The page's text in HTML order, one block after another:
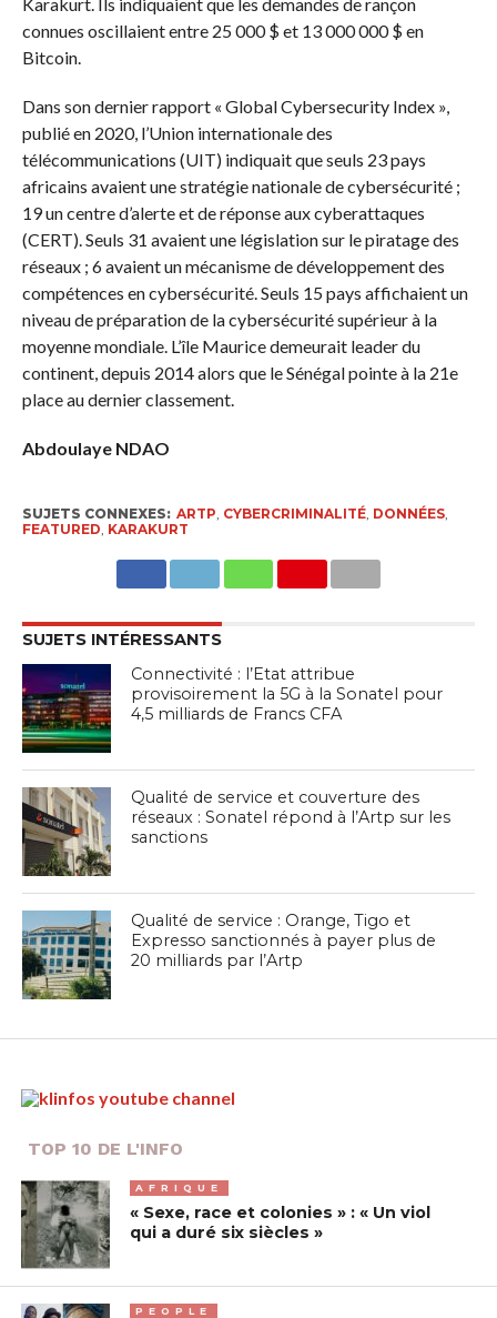
connues oscillaient entre 25 000 $ et 13 000 000 $ en
Bitcoin.
Dans son dernier rapport « Global Cybersecurity Index »,
publié en 2020, l’Union internationale des
télécommunications (UIT) indiquait que seuls 23 pays
africains avaient une stratégie nationale de cybersécurité ;
19 un centre d’alerte et de réponse aux cyberattaques
(CERT). Seuls 31 avaient une législation sur le piratage des
réseaux ; 6 avaient un mécanisme de développement des
compétences en cybersécurité. Seuls 15 pays affichaient un
niveau de préparation de la cybersécurité supérieur à la
moyenne mondiale. L’île Maurice demeurait leader du
continent, depuis 2014 alors que le Sénégal pointe à la 21e
place au dernier classement.
Abdoulaye NDAO
SUJETS CONNEXES: ARTP CYBERCRIMINALITÉ, DONNÉES,
FEATURED KARAKURT
SUJETS INTÉRESSANTS
Connectivité : l’Etat attribue
provisoirement la 5G à la Sonatel pour
4,5 milliards de Francs CFA
Qualité de service et couverture des
réseaux : Sonatel répond à l’Artp sur les
sanctions
Qualité de service : Orange, Tigo et
Expresso sanctionnés à payer plus de
20 milliards par l’Artp
TOP 10 DE L'INFO
AFRIQUE
« Sexe, race et colonies » : « Un viol
qui a duré six siècles »
PEOPLE